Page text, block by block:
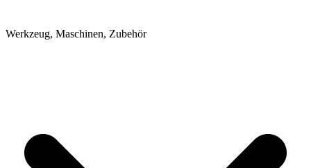
Werkzeug, Maschinen, Zubehör